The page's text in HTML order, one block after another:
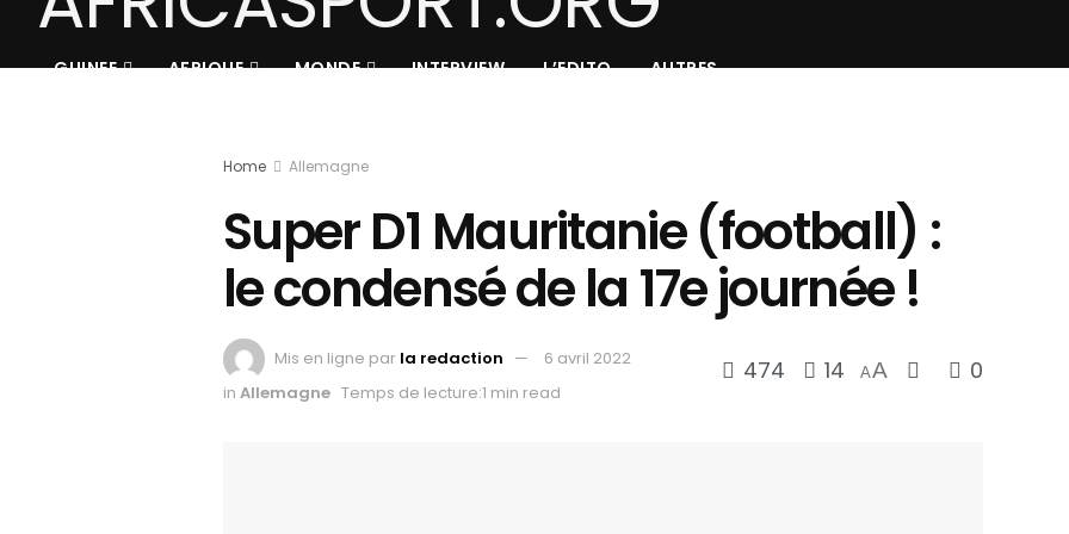
GUINEE AFRIQUE MONDE INTERVIEW L’EDITO AUTRES
Home Allemagne
Super D1 Mauritanie (football) :
le condensé de la 17e journée !
Mis en ligne par la redaction
6 avril 2022
in Allemagne Temps de lecture:1 min read
474 14 AA 0